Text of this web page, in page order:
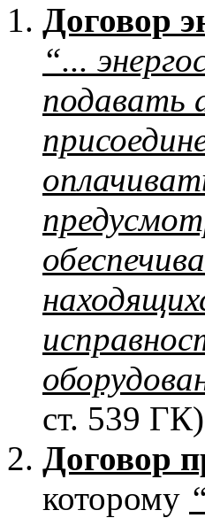
Договор
“...
подавать
ст. 539
Договор
которому